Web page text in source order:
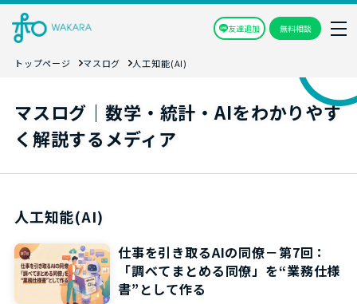
友達追加 無料相談
トップページ マスログ 人工知能(AI)
マスログ｜数学・統計・AIをわかりやす
く解説するメディア
人工知能(AI)
仕事を引き取るAIの同僚－第7回：
「調べてまとめる同僚」を“業務仕様
書”として作る